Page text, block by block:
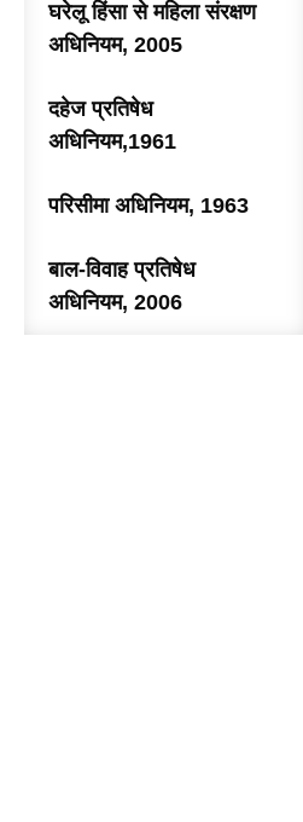
घरेलू हिंसा से महिला संरक्षण
अधिनियम, 2005
दहेज प्रतिषेध
अधिनियम,1961
परिसीमा अधिनियम, 1963
बाल-विवाह प्रतिषेध
अधिनियम, 2006